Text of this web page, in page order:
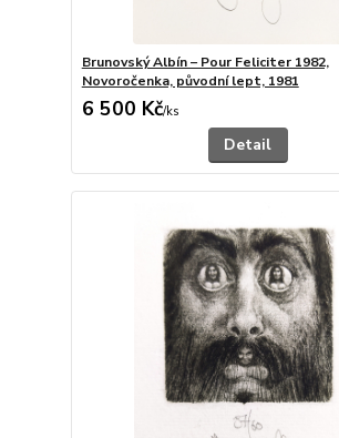
Brunovský Albín – Pour Feliciter 1982,
Novoročenka, původní lept, 1981
6 500 Kč/ks
Detail